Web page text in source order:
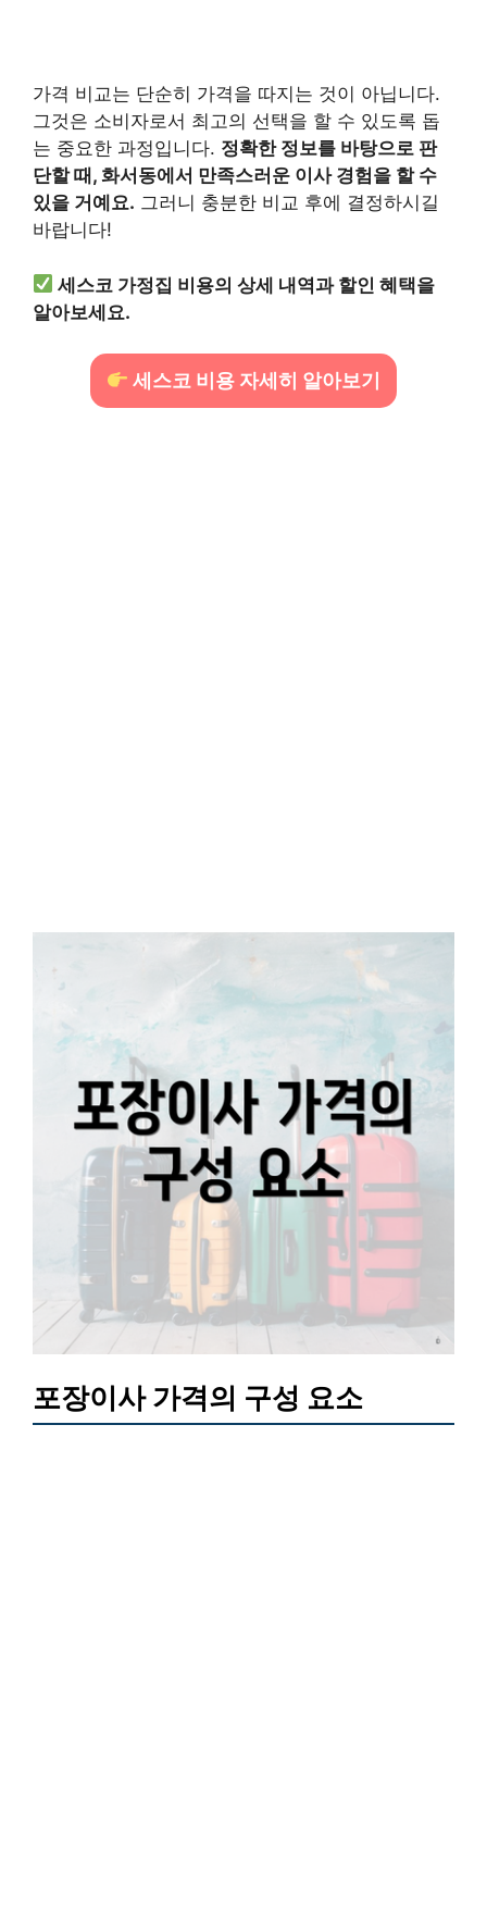
가격 비교는 단순히 가격을 따지는 것이 아닙니다.
그것은 소비자로서 최고의 선택을 할 수 있도록 돕
는 중요한 과정입니다. 정확한 정보를 바탕으로 판
단할 때, 화서동에서 만족스러운 이사 경험을 할 수
있을 거예요. 그러니 충분한 비교 후에 결정하시길
바랍니다!
세스코 가정집 비용의 상세 내역과 할인 혜택을
알아보세요.
세스코 비용 자세히 알아보기
포장이사 가격의 구성 요소